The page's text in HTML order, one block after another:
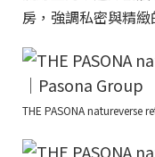
房，強調私密與精緻
THE PASONA natureverse